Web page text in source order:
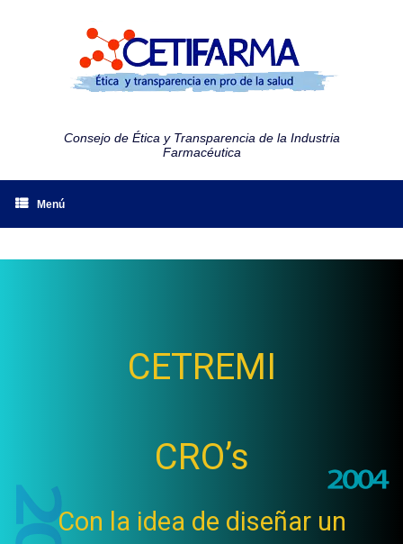
Consejo de Ética y Transparencia de la Industria
Farmacéutica
Menú
CETREMI
CRO’s
Con la idea de diseñar un